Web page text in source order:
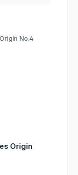
Origin